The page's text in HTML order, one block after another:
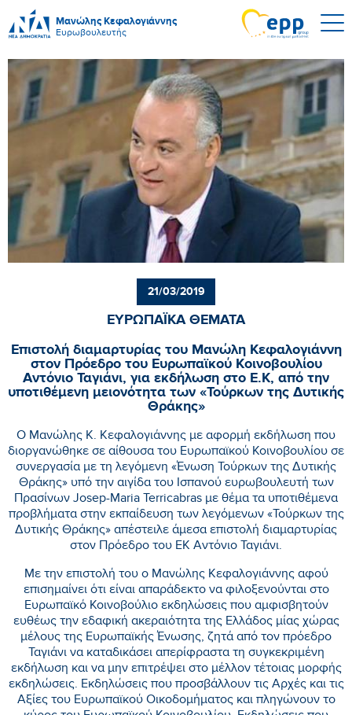
Μανώλης Κεφαλογιάννης
Ευρωβουλευτής
21/03/2019
ΕΥΡΩΠΑΪΚΑ ΘΕΜΑΤΑ
Επιστολή διαμαρτυρίας του Μανώλη Κεφαλογιάννη
στον Πρόεδρο του Ευρωπαϊκού Κοινοβουλίου
Αντόνιο Ταγιάνι, για εκδήλωση στο Ε.Κ, από την
υποτιθέμενη μειονότητα των «Τούρκων της Δυτικής
Θράκης»
Ο Μανώλης Κ. Κεφαλογιάννης με αφορμή εκδήλωση που
διοργανώθηκε σε αίθουσα του Ευρωπαϊκού Κοινοβουλίου σε
συνεργασία με τη λεγόμενη «Ένωση Τούρκων της Δυτικής
Θράκης» υπό την αιγίδα του Ισπανού ευρωβουλευτή των
Πρασίνων Josep-Maria Terricabras με θέμα τα υποτιθέμενα
προβλήματα στην εκπαίδευση των λεγόμενων «Τούρκων της
Δυτικής Θράκης» απέστειλε άμεσα επιστολή διαμαρτυρίας
στον Πρόεδρο του ΕΚ Αντόνιο Ταγιάνι.
Με την επιστολή του ο Μανώλης Κεφαλογιάννης αφού
επισημαίνει ότι είναι απαράδεκτο να φιλοξενούνται στο
Ευρωπαϊκό Κοινοβούλιο εκδηλώσεις που αμφισβητούν
ευθέως την εδαφική ακεραιότητα της Ελλάδος μίας χώρας
μέλους της Ευρωπαϊκής Ένωσης, ζητά από τον πρόεδρο
Ταγιάνι να καταδικάσει απερίφραστα τη συγκεκριμένη
εκδήλωση και να μην επιτρέψει στο μέλλον τέτοιας μορφής
εκδηλώσεις. Εκδηλώσεις που προσβάλλουν τις Αρχές και τις
Αξίες του Ευρωπαϊκού Οικοδομήματος και πληγώνουν το